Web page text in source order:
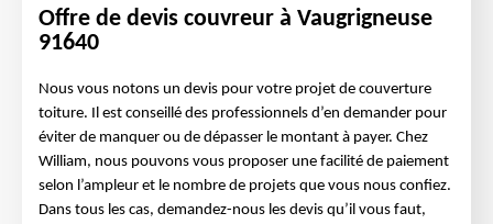
Offre de devis couvreur à Vaugrigneuse
91640
Nous vous notons un devis pour votre projet de couverture
toiture. Il est conseillé des professionnels d’en demander pour
éviter de manquer ou de dépasser le montant à payer. Chez
William, nous pouvons vous proposer une facilité de paiement
selon l’ampleur et le nombre de projets que vous nous confiez.
Dans tous les cas, demandez-nous les devis qu’il vous faut,